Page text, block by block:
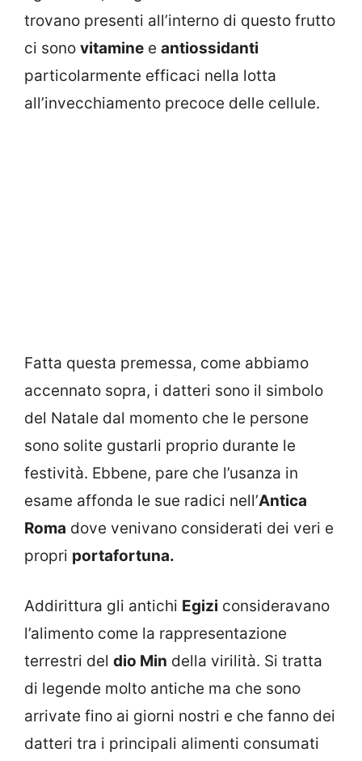
trovano presenti all’interno di questo frutto
ci sono vitamine e antiossidanti
particolarmente efficaci nella lotta
all’invecchiamento precoce delle cellule.
Fatta questa premessa, come abbiamo
accennato sopra, i datteri sono il simbolo
del Natale dal momento che le persone
sono solite gustarli proprio durante le
festività. Ebbene, pare che l’usanza in
esame affonda le sue radici nell’Antica
Roma dove venivano considerati dei veri e
propri portafortuna.
Addirittura gli antichi Egizi consideravano
l’alimento come la rappresentazione
terrestri del dio Min della virilità. Si tratta
di legende molto antiche ma che sono
arrivate fino ai giorni nostri e che fanno dei
datteri tra i principali alimenti consumati